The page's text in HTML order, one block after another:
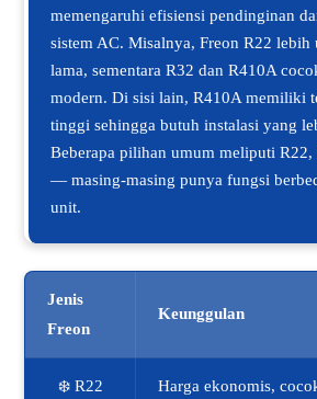
memengaruhi efisiensi pendinginan
sistem AC. Misalnya, Freon R22
lama, sementara R32 dan R410A
modern. Di sisi lain, R410A memiliki
tinggi sehingga butuh instalasi yang
Beberapa pilihan umum meliputi
— masing-masing punya fungsi
unit.
Jenis
Freon
Keunggulan
❄️ R22 Harga ekonomis,